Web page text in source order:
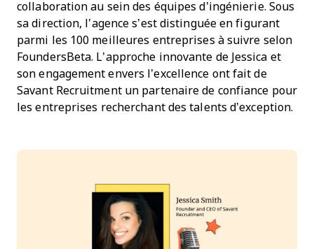
collaboration au sein des équipes d’ingénierie. Sous
sa direction, l’agence s’est distinguée en figurant
parmi les 100 meilleures entreprises à suivre selon
FoundersBeta. L’approche innovante de Jessica et
son engagement envers l’excellence ont fait de
Savant Recruitment un partenaire de confiance pour
les entreprises recherchant des talents d’exception.